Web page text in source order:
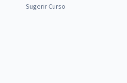
Sugerir Curso